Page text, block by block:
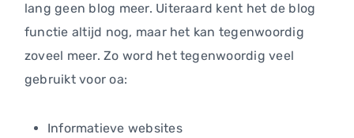
lang geen blog meer. Uiteraard kent het de blog
functie altijd nog, maar het kan tegenwoordig
zoveel meer. Zo word het tegenwoordig veel
gebruikt voor oa:
Informatieve websites